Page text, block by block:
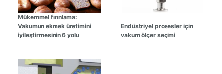
Mükemmel fırınlama:
Vakumun ekmek üretimini
iyileştirmesinin 6 yolu
Endüstriyel prosesler için
vakum ölçer seçimi